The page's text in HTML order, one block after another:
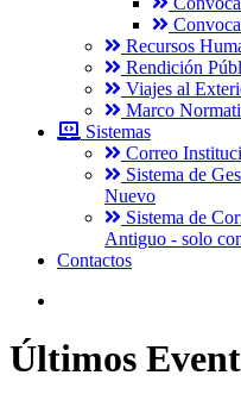
Recursos
Rendición
Viajes al
Marco
Sistemas
Correo
Sistema de
Nuevo
Sistema de
Antiguo - solo
Contactos
Últimos